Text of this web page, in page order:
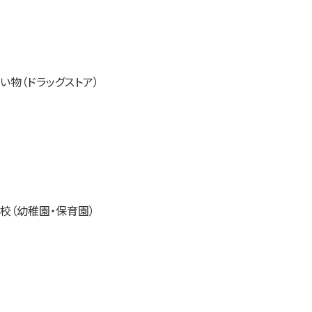
物（ドラッグストア）
（幼稚園・保育園）